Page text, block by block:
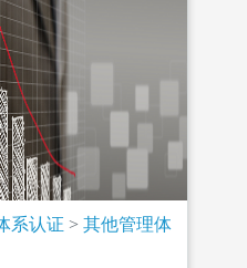
系认证 > 其他管理体